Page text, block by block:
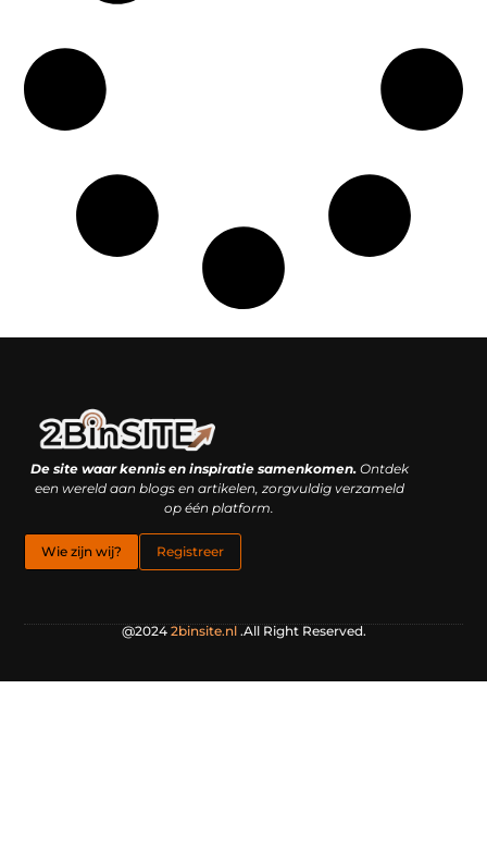
De site waar kennis en inspiratie samenkomen.Ontdek
een wereld aan blogs en artikelen, zorgvuldig verzameld
op één platform.
Wie zijn wij? Registreer
@2024 2binsite.nl.All Right Reserved.